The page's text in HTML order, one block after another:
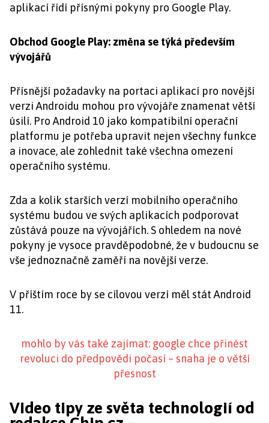
aplikací řídí přísnými pokyny pro Google Play.
Obchod Google Play: změna se týká především
vývojářů
Přísnější požadavky na portaci aplikací pro novější
verzi Androidu mohou pro vývojáře znamenat větší
úsilí. Pro Android 10 jako kompatibilní operační
platformu je potřeba upravit nejen všechny funkce
a inovace, ale zohlednit také všechna omezení
operačního systému.
Zda a kolik starších verzí mobilního operačního
systému budou ve svých aplikacích podporovat
zůstává pouze na vývojářích. S ohledem na nové
pokyny je vysoce pravděpodobné, že v budoucnu se
vše jednoznačně zaměří na novější verze.
V příštím roce by se cílovou verzí měl stát Android
11.
mohlo by vás také zajímat: google chce přinést
revoluci do předpovědi počasí – snaha je o větší
přesnost
Video tipy ze světa technologií od